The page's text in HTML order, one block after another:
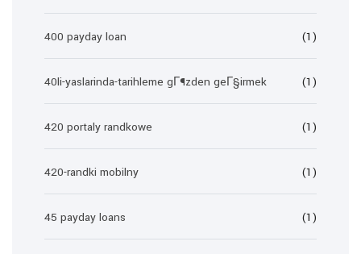
400 payday loan (1)
40li-yaslarinda-tarihleme gГ¶zden geГ§irmek (1)
420 portaly randkowe (1)
420-randki mobilny (1)
45 payday loans (1)